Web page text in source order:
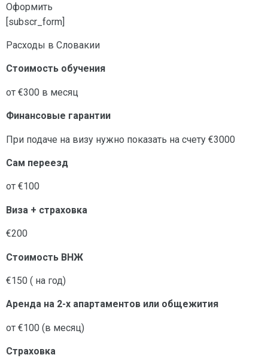
Оформить
[subscr_form]
Расходы в Словакии
Стоимость обучения
от €300 в месяц
Финансовые гарантии
При подаче на визу нужно показать на счету €3000
Сам переезд
от €100
Виза + страховка
€200
Стоимость ВНЖ
€150 ( на год)
Аренда на 2-х апартаментов или общежития
от €100 (в месяц)
Страховка